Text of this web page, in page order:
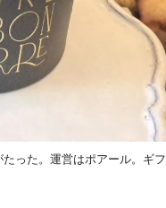
った。運営はポアール。ギフ